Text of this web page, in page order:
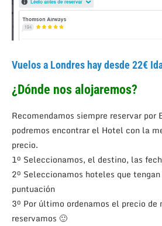
Vuelos a Londres hay desde 22€
¿Dónde nos alojaremos?
Recomendamos siempre reservar por
podremos encontrar el Hotel con la
precio.
1º Seleccionamos, el destino, las
2º Seleccionamos hoteles que
puntuación
3º Por último ordenamos el precio de
reservamos 🙂